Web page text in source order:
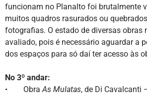
funcionam no Planalto foi brutalmente
muitos quadros rasurados ou
fotografias. O estado de diversas obras
avaliado, pois é necessário aguardar a
dos espaços para só daí ter acesso às
No 3º andar:
• ObraAs Mulatas, de Di Cavalcanti